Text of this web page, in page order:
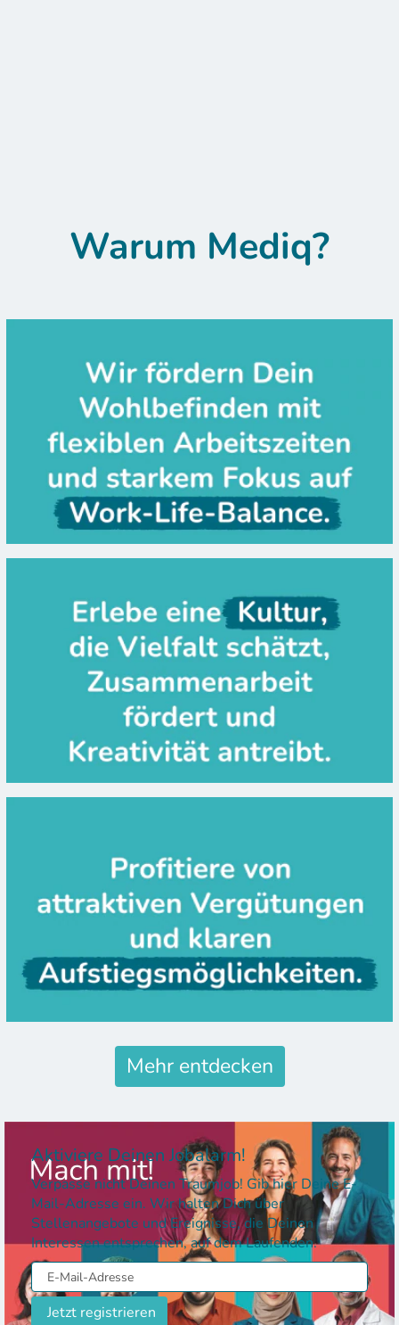
Warum Mediq?
Mehr entdecken
Aktiviere Deinen Jobalarm!
Verpasse nicht Deinen Traumjob! Gib hier Deine E-
Mail-Adresse ein. Wir halten Dich über
Stellenangebote und Ereignisse, die Deinen
Interessen entsprechen, auf dem Laufenden.